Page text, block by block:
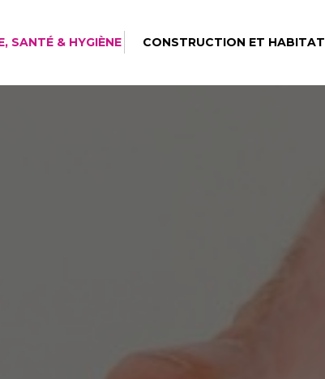
SANTÉ & HYGIÈNE CONSTRUCTION ET HABITAT